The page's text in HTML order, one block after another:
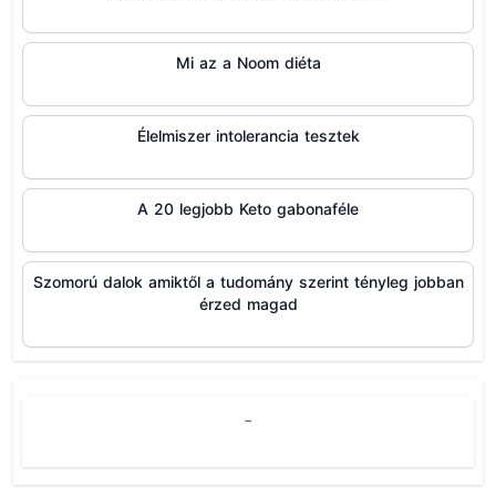
Mi az a Noom diéta
Élelmiszer intolerancia tesztek
A 20 legjobb Keto gabonaféle
Szomorú dalok amiktől a tudomány szerint tényleg jobban
érzed magad
-